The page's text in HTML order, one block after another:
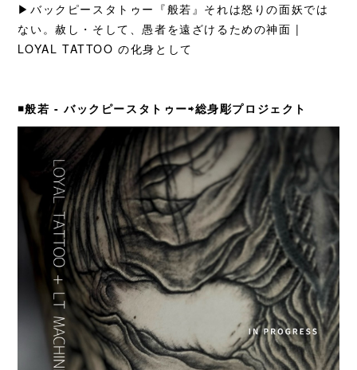
▶︎バックピースタトゥー『般若』それは怒りの面妖では
ない。赦し・そして、愚者を遠ざけるための神面 |
LOYAL TATTOO の化身として
◾️般若 - バックピースタトゥー⇨総身彫プロジェクト